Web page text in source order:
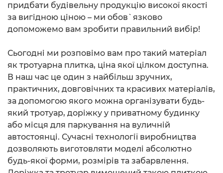
придбати будівельну продукцію високої якості
за вигідною ціною – ми обов`язково
допоможемо вам зробити правильний вибір!
Сьогодні ми розповімо вам про такий матеріал
як тротуарна плитка, ціна якої цілком доступна.
В наш час це один з найбільш зручних,
практичних, довговічних та красивих матеріалів,
за допомогою якого можна організувати будь-
який тротуар, доріжку у приватному будинку
або місця для паркування на вуличній
автостоянці. Сучасні технології виробництва
дозволяють виготовляти моделі абсолютно
будь-якої форми, розмірів та забарвлення.